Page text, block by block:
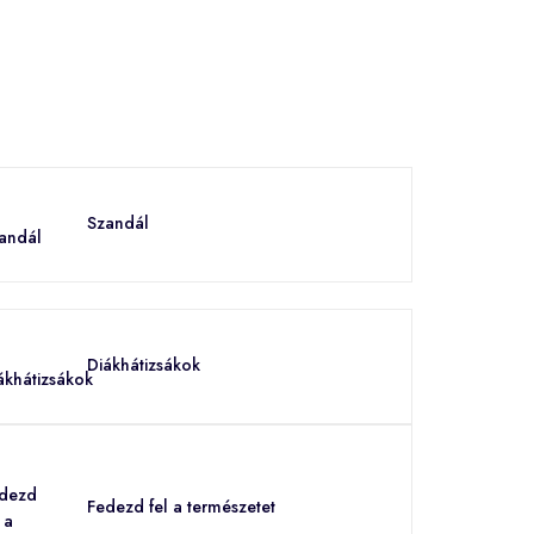
Szandál
Diákhátizsákok
Fedezd fel a természetet